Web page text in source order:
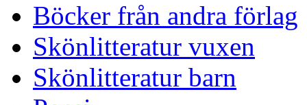
Böcker från andra förlag
Skönlitteratur vuxen
Skönlitteratur barn